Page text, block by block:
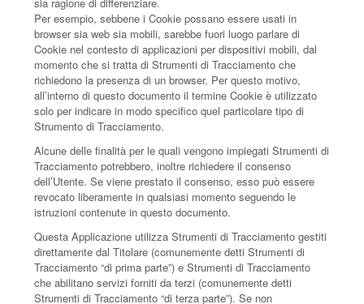
sia ragione di differenziare.
Per esempio, sebbene i Cookie possano essere usati in
browser sia web sia mobili, sarebbe fuori luogo parlare di
Cookie nel contesto di applicazioni per dispositivi mobili, dal
momento che si tratta di Strumenti di Tracciamento che
richiedono la presenza di un browser. Per questo motivo,
all’interno di questo documento il termine Cookie è utilizzato
solo per indicare in modo specifico quel particolare tipo di
Strumento di Tracciamento.
Alcune delle finalità per le quali vengono impiegati Strumenti di
Tracciamento potrebbero, inoltre richiedere il consenso
dell’Utente. Se viene prestato il consenso, esso può essere
revocato liberamente in qualsiasi momento seguendo le
istruzioni contenute in questo documento.
Questa Applicazione utilizza Strumenti di Tracciamento gestiti
direttamente dal Titolare (comunemente detti Strumenti di
Tracciamento “di prima parte”) e Strumenti di Tracciamento
che abilitano servizi forniti da terzi (comunemente detti
Strumenti di Tracciamento “di terza parte”). Se non